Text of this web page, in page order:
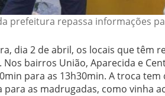
prefeitura repassa informações
dia 2 de abril, os locais que têm
bairros União, Aparecida e
para as 13h30min. A troca
as madrugadas, como vinha